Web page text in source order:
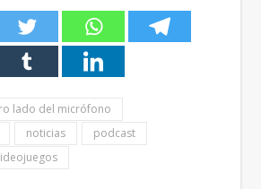
lado del micrófono
noticias
podcast